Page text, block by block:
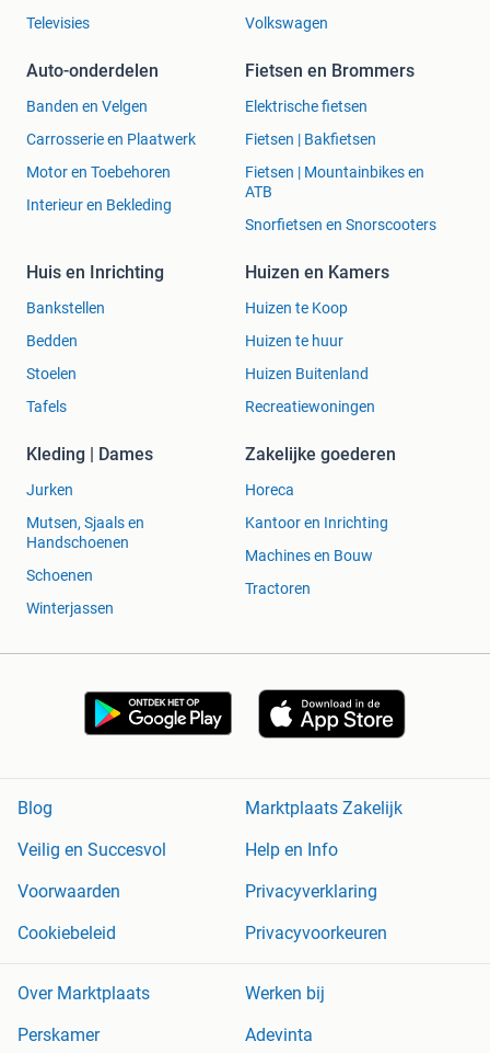
Televisies
Volkswagen
Auto-onderdelen
Banden en Velgen
Carrosserie en Plaatwerk
Motor en Toebehoren
Interieur en Bekleding
Fietsen en Brommers
Elektrische fietsen
Fietsen | Bakfietsen
Fietsen | Mountainbikes en
ATB
Snorfietsen en Snorscooters
Huis en Inrichting
Bankstellen
Bedden
Stoelen
Tafels
Huizen en Kamers
Huizen te Koop
Huizen te huur
Huizen Buitenland
Recreatiewoningen
Kleding | Dames
Jurken
Mutsen, Sjaals en
Handschoenen
Schoenen
Winterjassen
Zakelijke goederen
Horeca
Kantoor en Inrichting
Machines en Bouw
Tractoren
Blog
Marktplaats Zakelijk
Veilig en Succesvol
Help en Info
Voorwaarden
Privacyverklaring
Cookiebeleid
Privacyvoorkeuren
Over Marktplaats
Werken bij
Perskamer
Adevinta